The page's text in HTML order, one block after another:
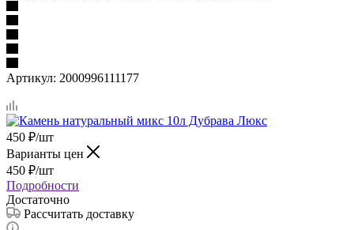
Артикул: 2000996111177
450 ₽/шт
Варианты цен
450 ₽/шт
Подробности
Достаточно
Рассчитать доставку